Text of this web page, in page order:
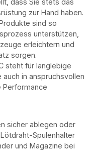
zur Hand haben.
sind so
unterstützen,
erleichtern und
sorgen.
steht für langlebige
in anspruchsvollen
Performance
sicher ablegen oder
Spulenhalter
und Magazine bei